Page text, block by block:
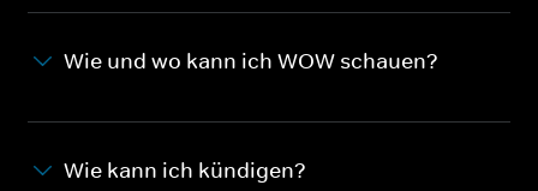
Wie und wo kann ich WOW schauen?
Wie kann ich kündigen?